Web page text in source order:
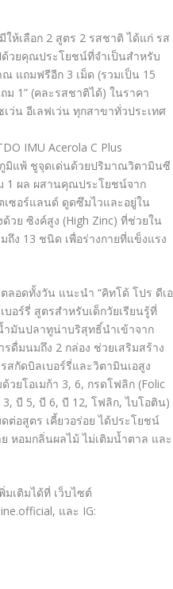
ห้เลือก 2 สูตร 2 รสชาติ ได้แก่ รส
วยคุณประโยชน์ที่จำเป็นสำหรับ
แถมฟรีอีก 3 เม็ด (รวมเป็น 15
1” (คละรสชาติได้) ในราคา
ว่น อีเลฟเว่น ทุกสาขาทั่วประเทศ
IMU Acerola C Plus
มิแพ้ ชูจุดเด่นด้วยปริมาณวิตามินซี
1 ผล ผสานคุณประโยชน์จาก
เซอร์แลนด์ ดูดซึมไวและอยู่ใน
วย ซิงค์สูง (High Zinc) ที่ช่วยใน
ง 13 ชนิด เพื่อร่างกายที่แข็งแรง
อดทั้งวัน แนะนำ “คิทโด้ โปร ดีเอ
บอร์รี่ สูตรสำหรับเด็กวัยเรียนรู้ที่
ำมันปลาทูน่าบริสุทธิ์นำเข้าจาก
รดื่มนมถึง 2 กล่อง ช่วยเสริมสร้าง
สกัดบิลเบอร์รี่และวิตามินเอสูง
วยโอเมก้า 3, 6, กรดโฟลิก (Folic
บี 5, บี 6, บี 12, โฟลิก, ไบโอติน)
อสูตร เคี้ยวอร่อย ได้ประโยชน์
หอมกลิ่นผลไม้ ไม่เติมน้ำตาล และ
เติมได้ที่ เว็บไซต์
และ IG: